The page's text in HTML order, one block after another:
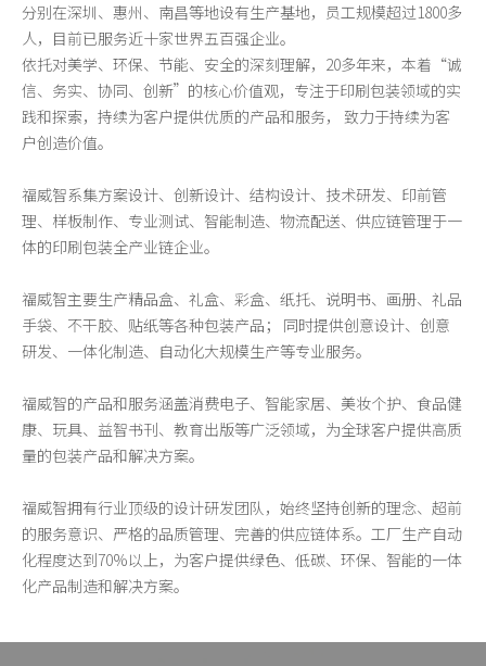
分别在深圳、惠州、南昌等地设有生产基地，员工规模超过1800多
人，目前已服务近十家世界五百强企业。
依托对美学、环保、节能、安全的深刻理解，20多年来，本着“诚
信、务实、协同、创新”的核心价值观，专注于印刷包装领域的实
践和探索，持续为客户提供优质的产品和服务，
致力于持续为客
户创造价值。
福威智系集方案设计、创新设计、结构设计、技术研发、印前管
理、样板制作、专业测试、智能制造、物流配送、供应链管理于一
体的印刷包装全产业链企业。
福威智主要生产精品盒、礼盒、彩盒、纸托、说明书、画册、礼品
手袋、不干胶、贴纸等各种包装产品； 同时提供创意设计、创意
研发、一体化制造、自动化大规模生产等专业服务。
福威智的产品和服务涵盖消费电子、智能家居、美妆个护、食品健
康、玩具、益智书刊、教育出版等广泛领域，为全球客户提供高质
量的包装产品和解决方案。
福威智拥有行业顶级的设计研发团队，始终坚持创新的理念、超前
的服务意识、严格的品质管理、完善的供应链体系。工厂生产自动
化程度达到70%以上，为客户提供绿色、低碳、环保、智能的一体
化产品制造和解决方案。